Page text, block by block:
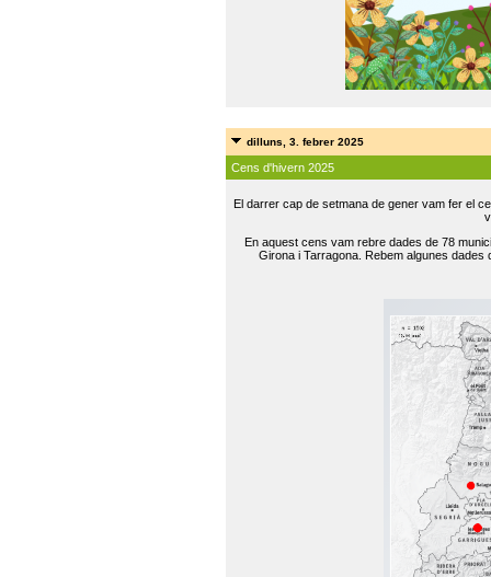
dilluns, 3. febrer 2025
Cens d'hivern 2025
El darrer cap de setmana de gener vam fer el
En aquest cens vam rebre dades de 78
Girona i Tarragona. Rebem algunes